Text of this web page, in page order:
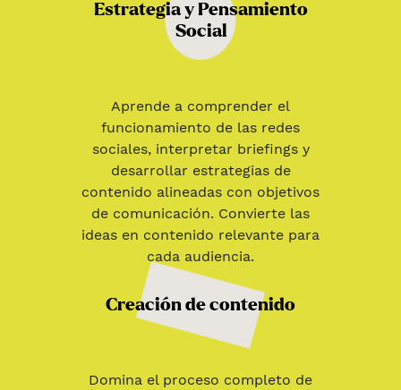
Estrategia y Pensamiento
Social
Aprende a comprender el
funcionamiento de las redes
sociales, interpretar briefings y
desarrollar estrategias de
contenido alineadas con objetivos
de comunicación. Convierte las
ideas en contenido relevante para
cada audiencia.
Creación de contenido
Domina el proceso completo de